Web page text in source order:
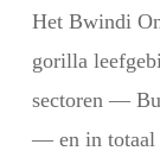
Het Bwindi
gorilla
sectoren —
— en in totaal